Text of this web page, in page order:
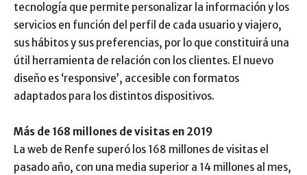
tecnología que permite personalizar la información y los
servicios en función del perfil de cada usuario y viajero,
sus hábitos y sus preferencias, por lo que constituirá una
útil herramienta de relación con los clientes. El nuevo
diseño es ‘responsive’, accesible con formatos
adaptados para los distintos dispositivos.
Más de 168 millones de visitas en 2019
La web de Renfe superó los 168 millones de visitas el
pasado año, con una media superior a 14 millones al mes,